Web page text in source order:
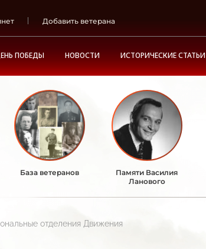
Добавить ветерана
ПОБЕДЫ НОВОСТИ ИСТОРИЧЕСКИЕ СТАТЬИ
База ветеранов
Памяти Василия
Ланового
отделения Движения